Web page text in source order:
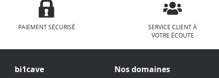
PAIEMENT SÉCURISÉ
SERVICE CLIENT À
VOTRE ÉCOUTE
bi1cave Nos domaines